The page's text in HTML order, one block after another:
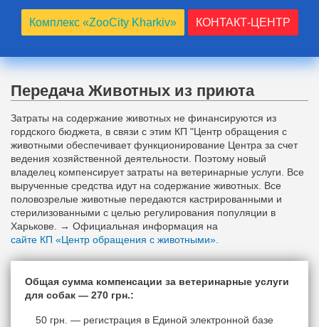
Комплекс «ZooCity Kharkiv» КОНТАКТ-ЦЕНТР
Передача Животных из приюта
Затраты на содержание животных не финансируются из
гордского бюджета, в связи с этим КП "Центр обращения с
животными обеспечивает функционирование Центра за счет
ведения хозяйственной деятельности. Поэтому новый
владелец компенсирует затраты на ветеринарные услуги. Все
вырученные средства идут на содержание животных. Все
половозрелые животные передаются кастрированными и
стерилизованными с целью регулирования популяции в
Харькове. → Официальная информация на
сайте КП «Центр обращения с животными».
Общая сумма компенсации за ветеринарные услуги
для собак — 270 грн.:
50 грн. — регистрация в Единой электронной базе